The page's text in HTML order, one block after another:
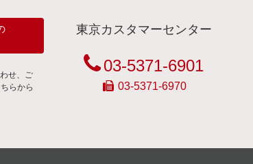
せ、ご
らから
東京カスタマーセンター
03-5371-6901
03-5371-6970